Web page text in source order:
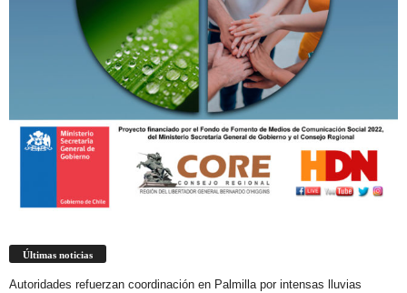
Últimas noticias
Autoridades refuerzan coordinación en Palmilla por intensas lluvias